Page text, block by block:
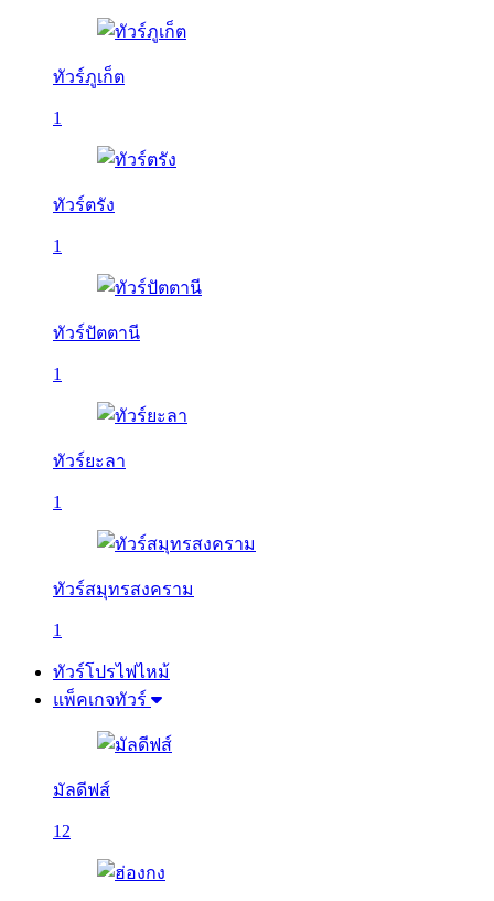
ทัวร์ภูเก็ต
1
ทัวร์ตรัง
1
ทัวร์ปัตตานี
1
ทัวร์ยะลา
1
ทัวร์สมุทรสงคราม
1
ทัวร์โปรไฟไหม้
แพ็คเกจทัวร์
มัลดีฟส์
12